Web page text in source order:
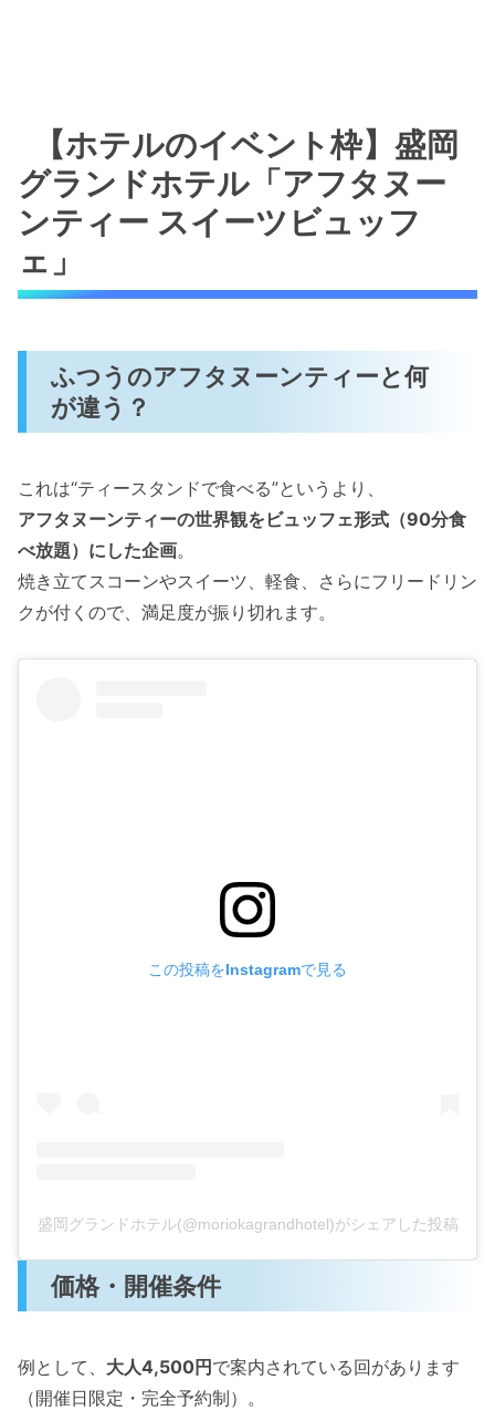
【ホテルのイベント枠】盛岡
グランドホテル「アフタヌー
ンティー スイーツビュッフ
ェ」
ふつうのアフタヌーンティーと何
が違う？
これは“ティースタンドで食べる”というより、
アフタヌーンティーの世界観をビュッフェ形式（90分食
べ放題）にした企画。
焼き立てスコーンやスイーツ、軽食、さらにフリードリン
クが付くので、満足度が振り切れます。
この投稿をInstagramで見る
盛岡グランドホテル(@moriokagrandhotel)がシェアした投稿
価格・開催条件
例として、 大人4,500円 で案内されている回があります
（開催日限定・完全予約制）。